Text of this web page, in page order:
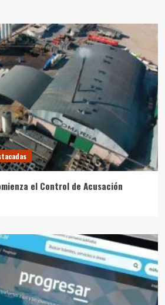
el Control de Acusación